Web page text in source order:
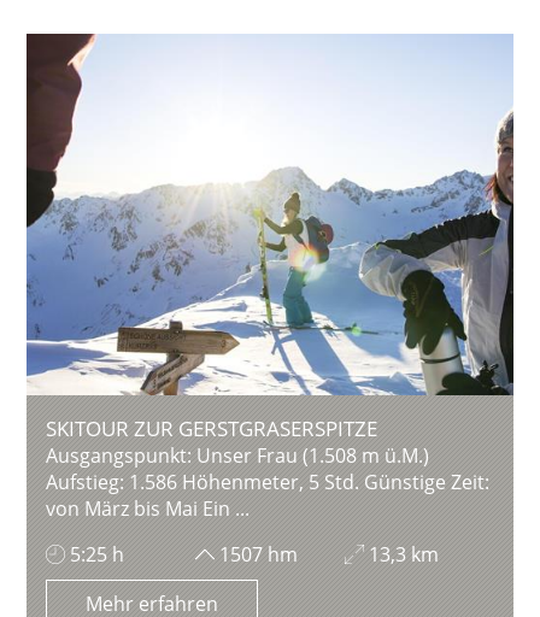
SKITOUR ZUR GERSTGRASERSPITZE
Ausgangspunkt: Unser Frau (1.508 m ü.M.)
Aufstieg: 1.586 Höhenmeter, 5 Std. Günstige Zeit:
von März bis Mai Ein ...
5:25 h
1507 hm
13,3 km
Mehr erfahren